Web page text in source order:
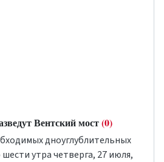
Вентский мост(0)
дноуглублительных
утра четверга, 27 июля,